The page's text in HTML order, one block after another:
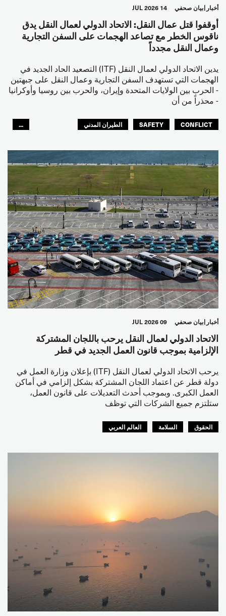
أخبار بيان صحفي 14 JUL 2026
أوقفوا قتل عمال النقل: الاتحاد الدولي لعمال النقل يدق
ناقوس الخطر مع تصاعد الهجمات على السفن التجارية
وعمال النقل مجدداً
يدين الاتحاد الدولي لعمال النقل (ITF) التصعيد الحاد الجديد في
الهجمات التي تستهدف السفن التجارية وعمال النقل على جبهتين
- الحرب بين الولايات المتحدة وإيران، والحرب بين روسيا وأوكرانيا
- محذراً من أن
CONFLICT
SAFETY
الطيران المدني
...
أخبار بيان صحفي 09 JUL 2026
الاتحاد الدولي لعمال النقل يرحب باللجان المشتركة
الإلزامية بموجب قانون العمل الجديد في قطر
يرحب الاتحاد الدولي لعمال النقل (ITF) بإعلان وزارة العمل في
دولة قطر عن اعتماد اللجان المشتركة بشكل إلزامي في أماكن
العمل الكبرى. وبموجب أحدث التعديلات على قانون العمل،
ستلتزم جميع الشركات التي توظف
الحقوق السلامة العالم العربي